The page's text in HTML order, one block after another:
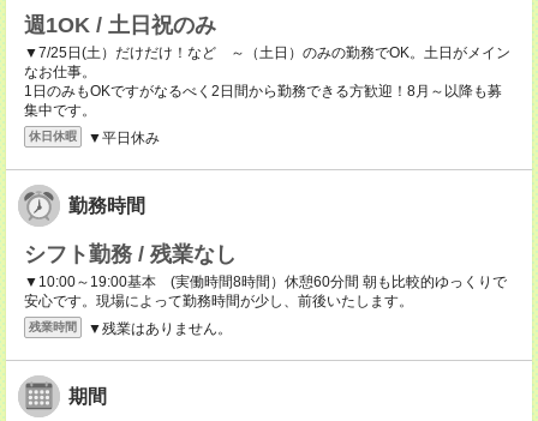
週1OK / 土日祝のみ
▼7/25日(土）だけだけ！など ～（土日）のみの勤務でOK。土日がメイン
なお仕事。
1日のみもOKですがなるべく2日間から勤務できる方歓迎！8月～以降も募
集中です。
休日休暇 ▼平日休み
勤務時間
シフト勤務 / 残業なし
▼10:00～19:00基本 (実働時間8時間）休憩60分間 朝も比較的ゆっくりで
安心です。現場によって勤務時間が少し、前後いたします。
残業時間 ▼残業はありません。
期間